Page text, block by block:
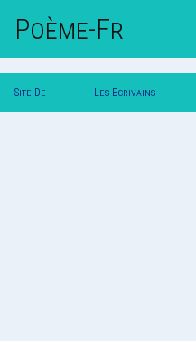
Poème-Fr
Site De Les Ecrivains